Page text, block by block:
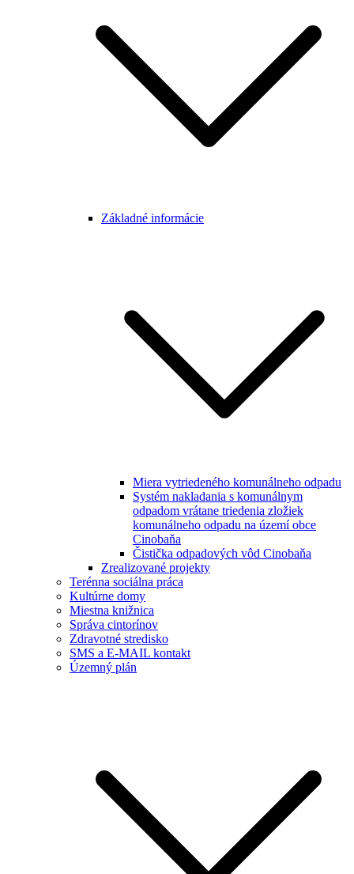
Základné informácie
Miera vytriedeného komunálneho odpadu
Systém nakladania s komunálnym
odpadom vrátane triedenia zložiek
komunálneho odpadu na území obce
Cinobaňa
Čistička odpadových vôd Cinobaňa
Zrealizované projekty
Terénna sociálna práca
Kultúrne domy
Miestna knižnica
Správa cintorínov
Zdravotné stredisko
SMS a E-MAIL kontakt
Územný plán